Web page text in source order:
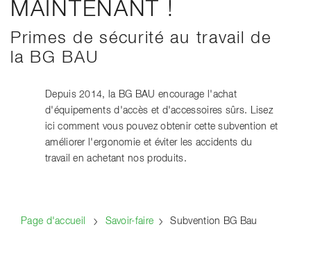
MAINTENANT !
Primes de sécurité au travail de
la BG BAU
Depuis 2014, la BG BAU encourage l'achat
d'équipements d'accès et d'accessoires sûrs. Lisez
ici comment vous pouvez obtenir cette subvention et
améliorer l'ergonomie et éviter les accidents du
travail en achetant nos produits.
Page d'accueil Savoir-faire Subvention BG Bau